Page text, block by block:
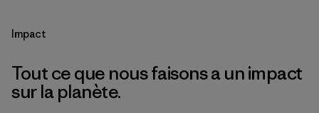
Impact
Tout ce que nous faisons a un impact
sur la planète.